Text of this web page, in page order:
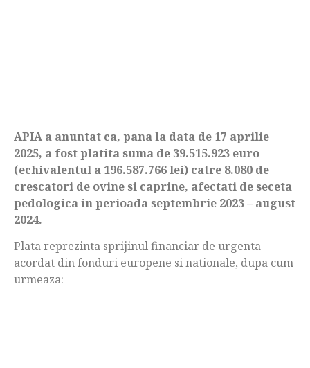
APIA a anuntat ca, pana la data de 17 aprilie
2025, a fost platita suma de 39.515.923 euro
(echivalentul a 196.587.766 lei) catre 8.080 de
crescatori de ovine si caprine, afectati de seceta
pedologica in perioada septembrie 2023 – august
2024.
Plata reprezinta sprijinul financiar de urgenta
acordat din fonduri europene si nationale, dupa cum
urmeaza: